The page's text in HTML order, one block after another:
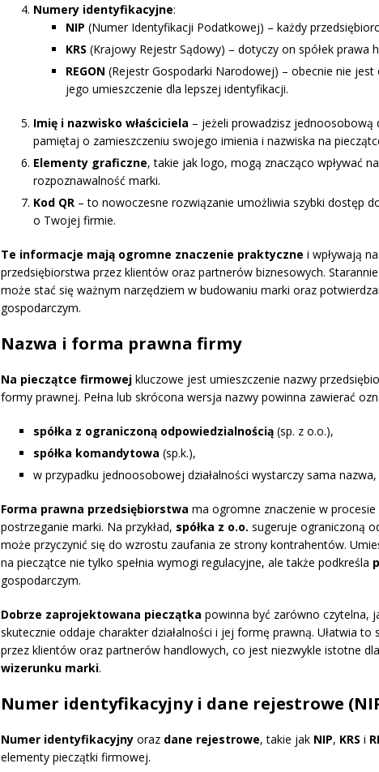
Numery identyfikacyjne:
NIP (Numer Identyfikacji Podatkowej) – każdy
KRS (Krajowy Rejestr Sądowy) – dotyczy on spółek prawa
REGON (Rejestr Gospodarki Narodowej) – obecnie nie
jego umieszczenie dla lepszej identyfikacji.
Imię i nazwisko właściciela – jeżeli prowadzisz jednoosobową
pamiętaj o zamieszczeniu swojego imienia i nazwiska na
Elementy graficzne, takie jak logo, mogą znacząco wpływać
rozpoznawalność marki.
Kod QR– to nowoczesne rozwiązanie umożliwia szybki dostęp
o Twojej firmie.
Te informacje mają ogromne znaczenie praktyczne i wpływają
przedsiębiorstwa przez klientów oraz partnerów biznesowych.
może stać się ważnym narzędziem w budowaniu marki oraz
gospodarczym.
Nazwa i forma prawna firmy
Na pieczątce firmowejkluczowe jest umieszczenie nazwy
formy prawnej. Pełna lub skrócona wersja nazwy powinna zawierać
spółka z ograniczoną odpowiedzialnością(sp. z o.o.),
spółka komandytowa (sp.k.),
w przypadku jednoosobowej działalności wystarczy sama
Forma prawna przedsiębiorstwa ma ogromne znaczenie w procesie
postrzeganie marki. Na przykład, spółka z o.o. sugeruje ograniczoną
może przyczynić się do wzrostu zaufania ze strony kontrahentów.
na pieczątce nie tylko spełnia wymogi regulacyjne, ale także podkreśla
gospodarczym.
Dobrze zaprojektowana pieczątka powinna być zarówno czytelna,
skutecznie oddaje charakter działalności i jej formę prawną. Ułatwia
przez klientów oraz partnerów handlowych, co jest niezwykle istotne dla
wizerunku marki.
Numer identyfikacyjny i dane rejestrowe (NIP,
Numer identyfikacyjnyoraz dane rejestrowe, takie jak NIP, KRS i
elementy pieczątki firmowej.